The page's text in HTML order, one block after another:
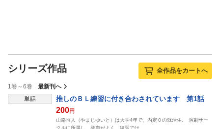
シリーズ作品 全作品をカートへ
1巻～6巻 最新刊へ
表示制限中
単話 推しのＢＬ練習に付き合わされています 第1話
200円
山路唯人（やまじゆいと）は大学4年で、内定０の就活生。 演劇サー
クルに所属し、発声がよく、練習では…